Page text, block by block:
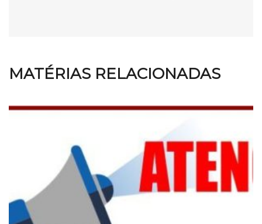
MATÉRIAS RELACIONADAS